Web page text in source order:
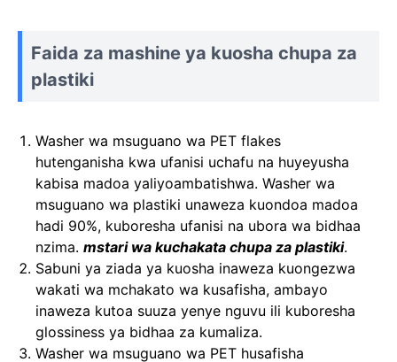
Faida za mashine ya kuosha chupa za
plastiki
Washer wa msuguano wa PET flakes
hutenganisha kwa ufanisi uchafu na huyeyusha
kabisa madoa yaliyoambatishwa. Washer wa
msuguano wa plastiki unaweza kuondoa madoa
hadi 90%, kuboresha ufanisi na ubora wa bidhaa
nzima. mstari wa kuchakata chupa za plastiki.
Sabuni ya ziada ya kuosha inaweza kuongezwa
wakati wa mchakato wa kusafisha, ambayo
inaweza kutoa suuza yenye nguvu ili kuboresha
glossiness ya bidhaa za kumaliza.
Washer wa msuguano wa PET husafisha